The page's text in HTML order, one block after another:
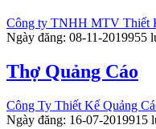
Công ty TNHH MTV Thiết
Ngày đăng: 08-11-2019955
Thợ Quảng Cáo
Công Ty Thiết Kế Quảng
Ngày đăng: 16-07-2019915